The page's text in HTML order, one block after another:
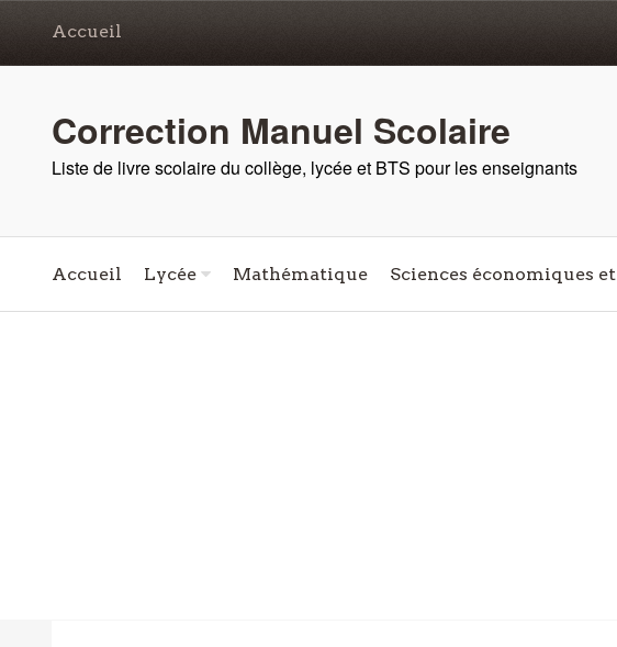
Accueil
Correction Manuel Scolaire
Liste de livre scolaire du collège, lycée et BTS pour les enseignants
Accueil Lycée Mathématique Sciences économiques